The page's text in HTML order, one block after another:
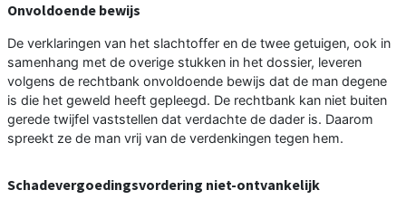
Onvoldoende bewijs
De verklaringen van het slachtoffer en de twee getuigen, ook in
samenhang met de overige stukken in het dossier, leveren
volgens de rechtbank onvoldoende bewijs dat de man degene
is die het geweld heeft gepleegd. De rechtbank kan niet buiten
gerede twijfel vaststellen dat verdachte de dader is. Daarom
spreekt ze de man vrij van de verdenkingen tegen hem.
Schadevergoedingsvordering niet-ontvankelijk